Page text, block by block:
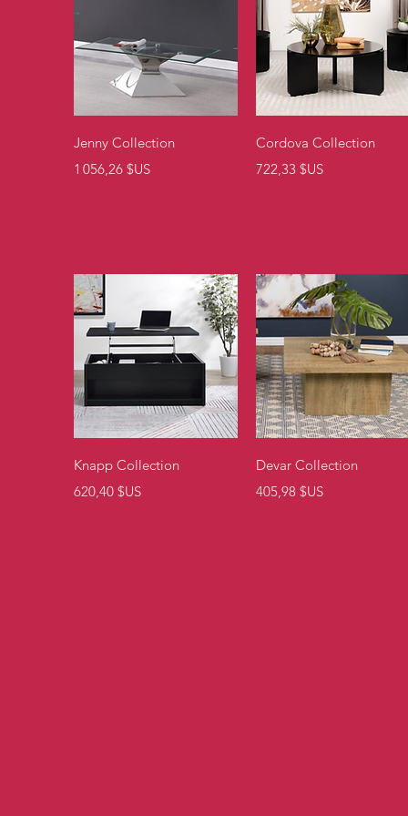
Aperçu rapide
Jenny Collection
Prix
1 056,26 $US
Aperçu rapide
Cordova Collection
Prix
722,33 $US
Aperçu rapide
Knapp Collection
Prix
620,40 $US
Aperçu rapide
Devar Collection
Prix
405,98 $US